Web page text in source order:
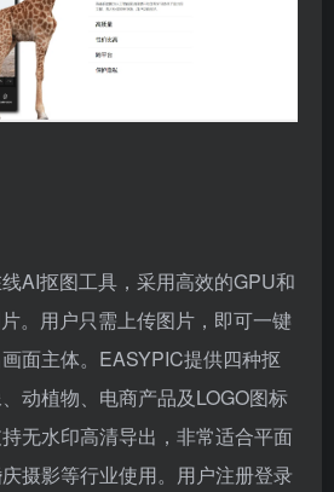
AI抠图工具，采用高效的GPU和
。用户只需上传图片，即可一键
面主体。EASYPIC提供四种抠
动植物、电商产品及LOGO图标
无水印高清导出，非常适合平面
摄影等行业使用。用户注册登录